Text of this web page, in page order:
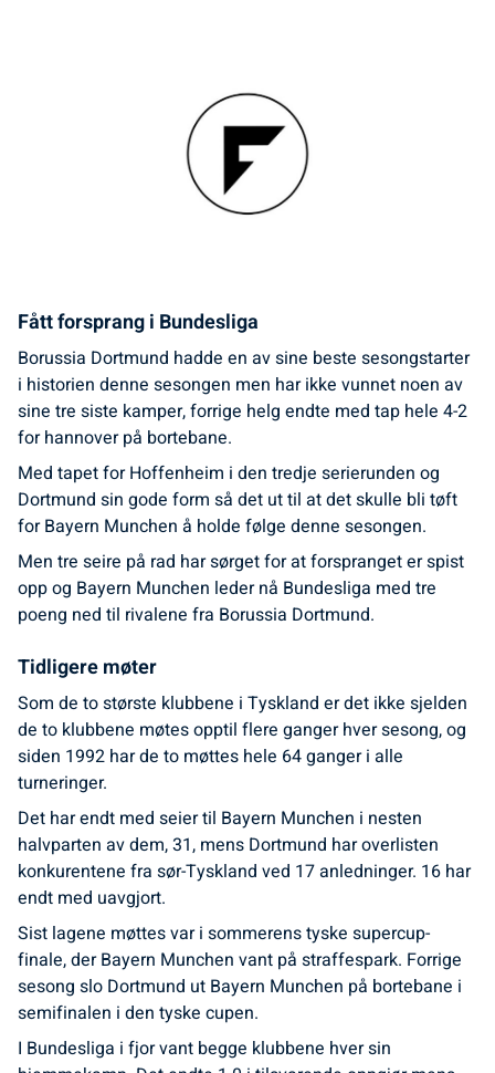
Fått forsprang i Bundesliga
Borussia Dortmund hadde en av sine beste sesongstarter
i historien denne sesongen men har ikke vunnet noen av
sine tre siste kamper, forrige helg endte med tap hele 4-2
for hannover på bortebane.
Med tapet for Hoffenheim i den tredje serierunden og
Dortmund sin gode form så det ut til at det skulle bli tøft
for Bayern Munchen å holde følge denne sesongen.
Men tre seire på rad har sørget for at forspranget er spist
opp og Bayern Munchen leder nå Bundesliga med tre
poeng ned til rivalene fra Borussia Dortmund.
Tidligere møter
Som de to største klubbene i Tyskland er det ikke sjelden
de to klubbene møtes opptil flere ganger hver sesong, og
siden 1992 har de to møttes hele 64 ganger i alle
turneringer.
Det har endt med seier til Bayern Munchen i nesten
halvparten av dem, 31, mens Dortmund har overlisten
konkurentene fra sør-Tyskland ved 17 anledninger. 16 har
endt med uavgjort.
Sist lagene møttes var i sommerens tyske supercup-
finale, der Bayern Munchen vant på straffespark. Forrige
sesong slo Dortmund ut Bayern Munchen på bortebane i
semifinalen i den tyske cupen.
I Bundesliga i fjor vant begge klubbene hver sin